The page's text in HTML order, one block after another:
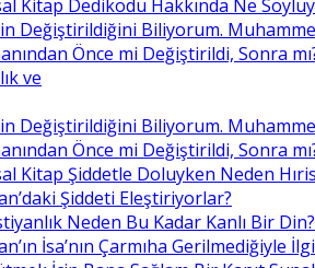
Kitap Dedikodu Hakkında Ne
Değiştirildiğini Biliyorum.
Önce mi Değiştirildi, Sonra
ve
Değiştirildiğini Biliyorum.
Önce mi Değiştirildi, Sonra
Kitap Şiddetle Doluyken Neden
Şiddeti Eleştiriyorlar?
Neden Bu Kadar Kanlı Bir Din?
İsa’nın Çarmıha Gerilmediğiyle